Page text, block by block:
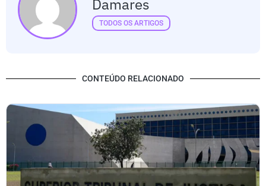
Damares
TODOS OS ARTIGOS
CONTEÚDO RELACIONADO